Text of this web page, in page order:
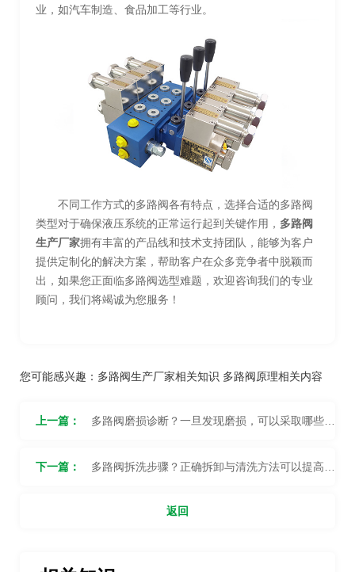
业，如汽车制造、食品加工等行业。
不同工作方式的多路阀各有特点，选择合适的多路阀
类型对于确保液压系统的正常运行起到关键作用， 多路阀
生产厂家拥有丰富的产品线和技术支持团队，能够为客户
提供定制化的解决方案，帮助客户在众多竞争者中脱颖而
出，如果您正面临多路阀选型难题，欢迎咨询我们的专业
顾问，我们将竭诚为您服务！
您可能感兴趣： 多路阀生产厂家相关知识 多路阀原理相关内容
上一篇： 多路阀磨损诊断？一旦发现磨损，可以采取哪些措
施进行修复或更换？
下一篇： 多路阀拆洗步骤？正确拆卸与清洗方法可以提高寿
返回